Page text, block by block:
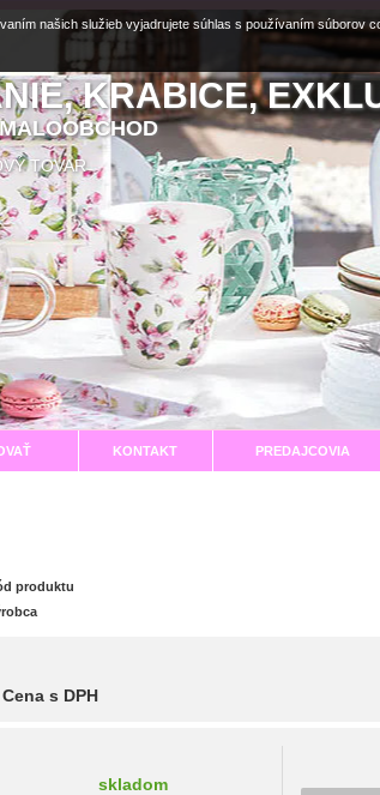
KRABICE,
TOVAR
KONTAKT PREDAJCOVIA
produktu
Cena s DPH
skladom
našich služieb vyjadrujete súhlas s používaním súborov